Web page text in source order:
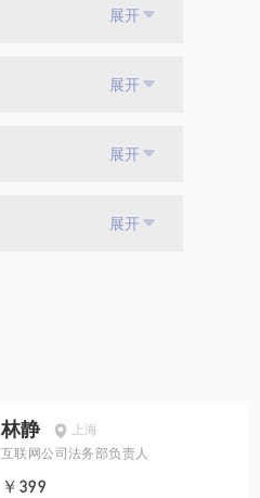
展开
展开
展开
展开
林静
上海
互联网公司法务部负责人
￥399